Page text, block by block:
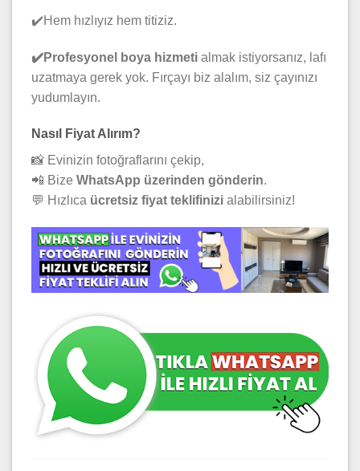
✔️Hem hızlıyız hem titiziz.
✔️Profesyonel boya hizmeti almak istiyorsanız, lafı
uzatmaya gerek yok. Fırçayı biz alalım, siz çayınızı
yudumlayın.
Nasıl Fiyat Alırım?
📸 Evinizin fotoğraflarını çekip,
📲 Bize WhatsApp üzerinden gönderin.
💬 Hızlıca ücretsiz fiyat teklifinizi alabilirsiniz!